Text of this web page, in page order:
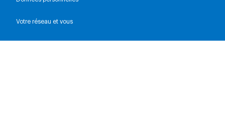
Votre réseau et vous